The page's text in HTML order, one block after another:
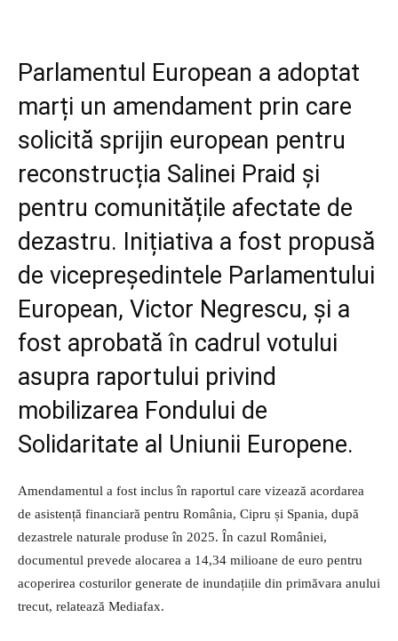
Parlamentul European a adoptat
marți un amendament prin care
solicită sprijin european pentru
reconstrucția Salinei Praid și
pentru comunitățile afectate de
dezastru. Inițiativa a fost propusă
de vicepreședintele Parlamentului
European, Victor Negrescu, și a
fost aprobată în cadrul votului
asupra raportului privind
mobilizarea Fondului de
Solidaritate al Uniunii Europene.
Amendamentul a fost inclus în raportul care vizează acordarea
de asistență financiară pentru România, Cipru și Spania, după
dezastrele naturale produse în 2025. În cazul României,
documentul prevede alocarea a 14,34 milioane de euro pentru
acoperirea costurilor generate de inundațiile din primăvara anului
trecut, relatează Mediafax.